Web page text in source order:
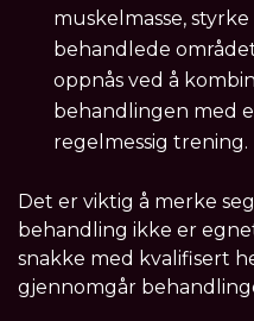
muskelmasse,
behandlede
oppnås ved å
behandlingen med
regelmessig trening.
Det er viktig å merke
behandling ikke er
snakke med kvalifisert
gjennomgår